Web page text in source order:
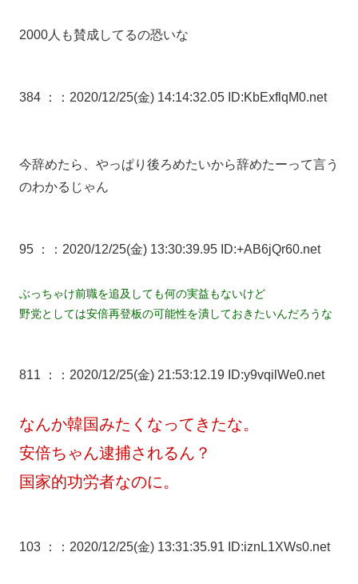
2000人も賛成してるの恐いな
384 ： ：2020/12/25(金) 14:14:32.05 ID:KbExflqM0.net
今辞めたら、やっぱり後ろめたいから辞めたーって言う
のわかるじゃん
95 ： ：2020/12/25(金) 13:30:39.95 ID:+AB6jQr60.net
ぶっちゃけ前職を追及しても何の実益もないけど
野党としては安倍再登板の可能性を潰しておきたいんだろうな
811 ： ：2020/12/25(金) 21:53:12.19 ID:y9vqilWe0.net
なんか韓国みたくなってきたな。
安倍ちゃん逮捕されるん？
国家的功労者なのに。
103 ： ：2020/12/25(金) 13:31:35.91 ID:iznL1XWs0.net